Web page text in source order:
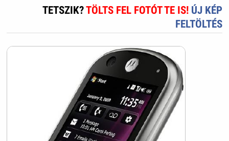
TETSZIK?TÖLTS FEL FOTÓT TE IS! ÚJ KÉP
FELTÖLTÉS